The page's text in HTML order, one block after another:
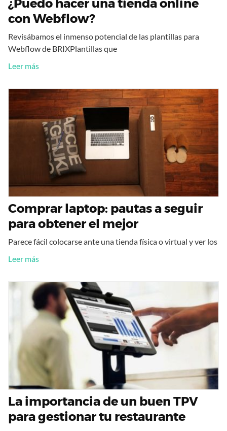
¿Puedo hacer una tienda online
con Webflow?
Revisábamos el inmenso potencial de las plantillas para
Webflow de BRIXPlantillas que
Leer más
Comprar laptop: pautas a seguir
para obtener el mejor
Parece fácil colocarse ante una tienda física o virtual y ver los
Leer más
La importancia de un buen TPV
para gestionar tu restaurante